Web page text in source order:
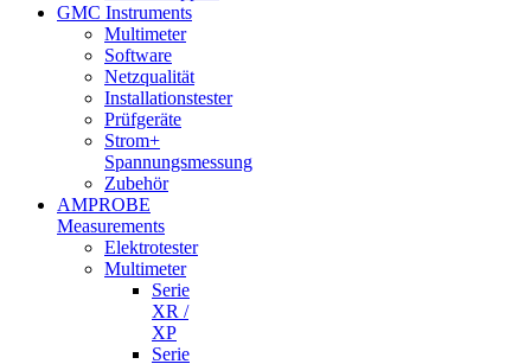
GMC Instruments
Multimeter
Software
Netzqualität
Installationstester
Prüfgeräte
Strom+
Spannungsmessung
Zubehör
AMPROBE
Measurements
Elektrotester
Multimeter
Serie
XR /
XP
Serie